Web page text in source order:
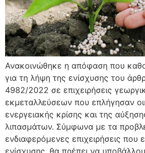
Ανακοινώθηκε η απόφαση που
για τη λήψη της ενίσχυσης του
4982/2022 σε επιχειρήσεις
εκμεταλλεύσεων που επλήγησαν
ενεργειακής κρίσης και της
λιπασμάτων. Σύμφωνα με τα
ενδιαφερόμενες επιχειρήσεις που